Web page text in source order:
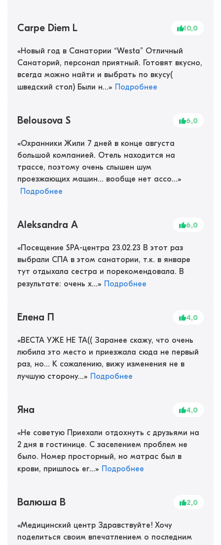
Carpe Diem L 10,0
«Новый год в Санатории “Westa” Отличный
Санаторий, персонал приятный. Готовят вкусно,
всегда можно найти и выбрать по вкусу(
шведский стол) Были н...» Подробнее
Belousova S 6,0
«Охранники Жили 7 дней в конце августа
большой компанией. Отель находится на
трассе, поэтому очень слышен шум
проезжающих машин... вообще нет ассо...»
Подробнее
Aleksandra A 6,0
«Посещение SPA-центра 23.02.23 В этот раз
выбрали СПА в этом санатории, т.к. в январе
тут отдыхала сестра и порекомендовала. В
результате: очень х...» Подробнее
Елена П 4,0
«ВЕСТА УЖЕ НЕ ТА(( Заранее скажу, что очень
любила это место и приезжала сюда не первый
раз, но... К сожалению, вижу изменения не в
лучшую сторону...» Подробнее
Яна 4,0
«Не советую Приехали отдохнуть с друзьями на
2 дня в гостинице. С заселением проблем не
было. Номер просторный, но матрас был в
крови, пришлось ег...» Подробнее
Валюша В 2,0
«Медицинский центр Здравствуйте! Хочу
поделиться своим впечатлением о последним